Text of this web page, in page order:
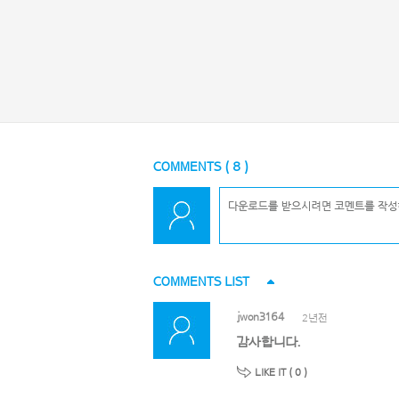
COMMENTS ( 8 )
COMMENTS LIST
jwon3164 2년전
감사합니다.
LIKE IT ( 0 )